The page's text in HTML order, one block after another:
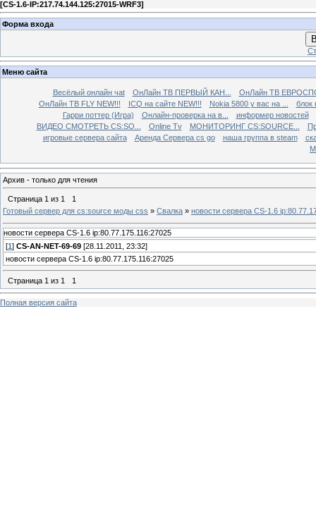
[CS-1.6-IP:217.74.144.125:27015-WRF3]
Форма входа
Меню сайта
Весёлый онлайн чаt ОнЛайн ТВ ПЕРВЫЙ КАН...
ОнЛайн ТВ
ОнЛайн ТВ FLY NEW!!!
ICQ на сайте NEW!!! Nokia 5800 у вас на ...
блок
Гарри поттер (Игра)
Онлайн-проверка на в...
информер новостей
ВИДЕО СМОТРЕТЬ CS:SO...
Online Tv МОНИТОРИНГ CS:SOURCE...
игровые сервера сайта
Аренда Сервера cs go наша группа в steam
Архив - только для чтения
Страница 1 из 1
1
Готовый сервер для cs:source моды css » Свалка » новости сервера CS-1.6
новости сервера CS-1.6 ip:80.77.175.116:27025
[1 ] CS-AN-NET-69-69 [28.11.2011, 23:32]
новости сервера CS-1.6 ip:80.77.175.116:27025
Страница 1 из 1 1
Полная версия сайта